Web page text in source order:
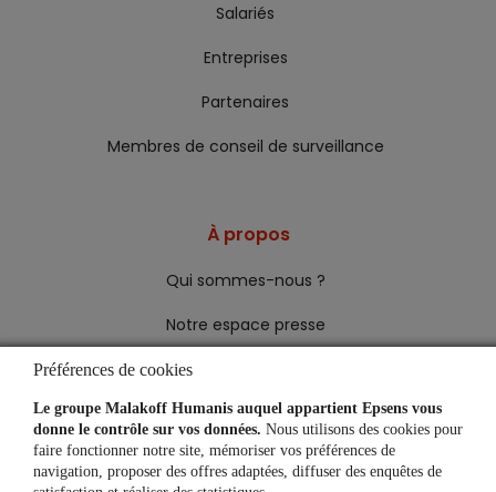
À propos
Qui sommes-nous ?
Notre espace presse
Salariés
Entreprises
Partenaires
Membres de conseil de surveillance
Une question, un besoin ?
Je suis un salarié
Préférences de cookies
Le groupe Malakoff Humanis auquel appartient Epsens vous
donne le contrôle sur vos données. Nous utilisons des cookies pour
faire fonctionner notre site, mémoriser vos préférences de
navigation, proposer des offres adaptées, diffuser des enquêtes de